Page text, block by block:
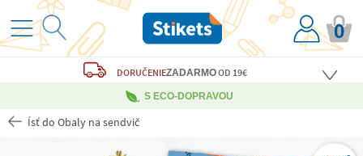
0
DORUČENIEZADARMOOD 19€
S ECO-DOPRAVOU
Ísť do Obaly na sendvič